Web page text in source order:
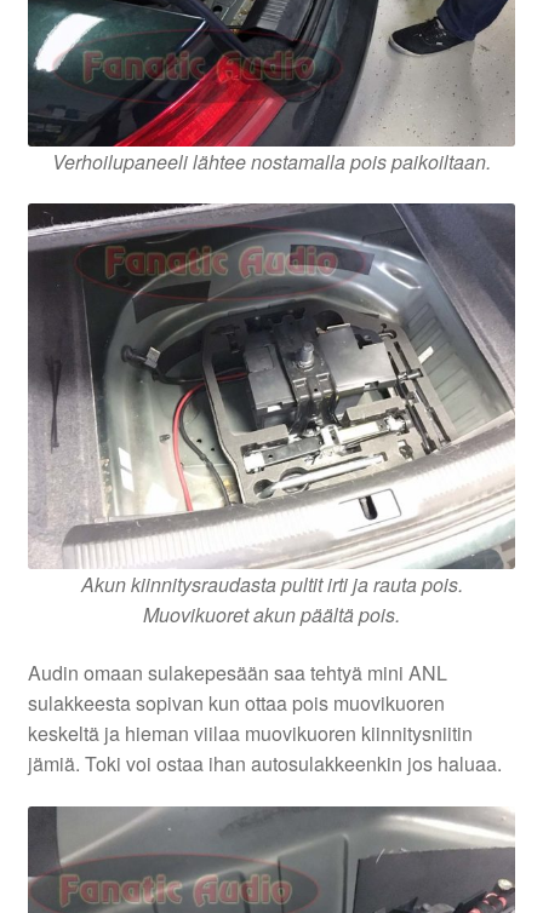
Verhoilupaneeli lähtee nostamalla pois paikoiltaan.
Akun kiinnitysraudasta pultit irti ja rauta pois.
Muovikuoret akun päältä pois.
Audin omaan sulakepesään saa tehtyä mini ANL
sulakkeesta sopivan kun ottaa pois muovikuoren
keskeltä ja hieman viilaa muovikuoren kiinnitysniitin
jämiä. Toki voi ostaa ihan autosulakkeenkin jos haluaa.